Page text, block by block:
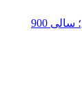
جزییات قرارداد دو ساله بیفوما و پرسپولیس؛ سالی 900